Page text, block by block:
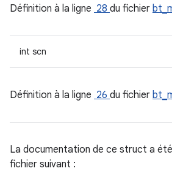
Définition à la ligne 28 du fichier
int scn
Définition à la ligne 26 du fichier
La documentation de ce struct a
fichier suivant :